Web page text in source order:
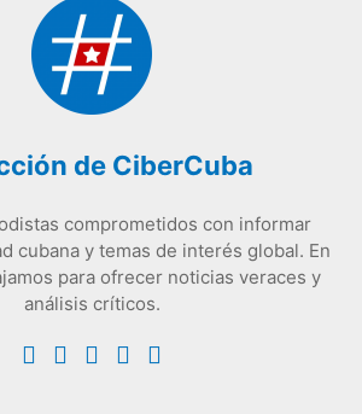
de CiberCuba
comprometidos con informar
cubana y temas de interés global. En
para ofrecer noticias veraces y
análisis críticos.